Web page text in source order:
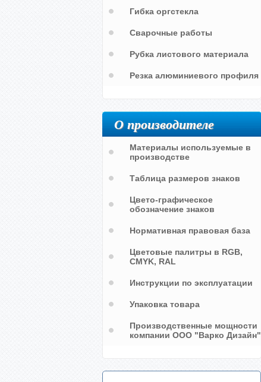
Гибка оргстекла
Сварочные работы
Рубка листового материала
Резка алюминиевого профиля
О производителе
Материалы используемые в
производстве
Таблица размеров знаков
Цвето-графическое
обозначение знаков
Нормативная правовая база
Цветовые палитры в RGB,
CMYK, RAL
Инструкции по эксплуатации
Упаковка товара
Производственные мощности
компании ООО "Варко Дизайн"